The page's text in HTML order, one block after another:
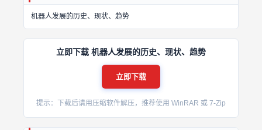
机器人发展的历史、现状、趋势
立即下载 机器人发展的历史、现状、趋势
立即下载
提示：下载后请用压缩软件解压，推荐使用 WinRAR 或 7-Zip